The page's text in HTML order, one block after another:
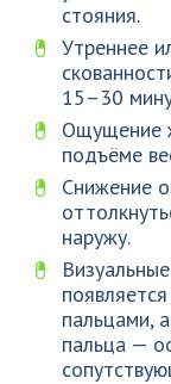
стояния.
Утреннее
15–30
Ощущение
подъёме
Снижение
наружу.
пальцами,
пальца —